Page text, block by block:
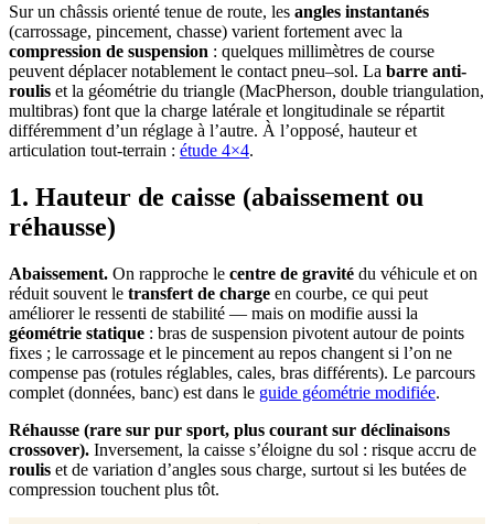
Sur un châssis orienté tenue de route, les angles instantanés
(carrossage, pincement, chasse) varient fortement avec la
compression de suspension : quelques millimètres de course
peuvent déplacer notablement le contact pneu–sol. La barre anti-
roulis et la géométrie du triangle (MacPherson, double triangulation,
multibras) font que la charge latérale et longitudinale se répartit
différemment d’un réglage à l’autre. À l’opposé, hauteur et
articulation tout-terrain : étude 4×4.
1. Hauteur de caisse (abaissement ou
réhausse)
Abaissement. On rapproche le centre de gravité du véhicule et on
réduit souvent le transfert de charge en courbe, ce qui peut
améliorer le ressenti de stabilité — mais on modifie aussi la
géométrie statique : bras de suspension pivotent autour de points
fixes ; le carrossage et le pincement au repos changent si l’on ne
compense pas (rotules réglables, cales, bras différents). Le parcours
complet (données, banc) est dans le guide géométrie modifiée.
Réhausse (rare sur pur sport, plus courant sur déclinaisons
crossover). Inversement, la caisse s’éloigne du sol : risque accru de
roulis et de variation d’angles sous charge, surtout si les butées de
compression touchent plus tôt.